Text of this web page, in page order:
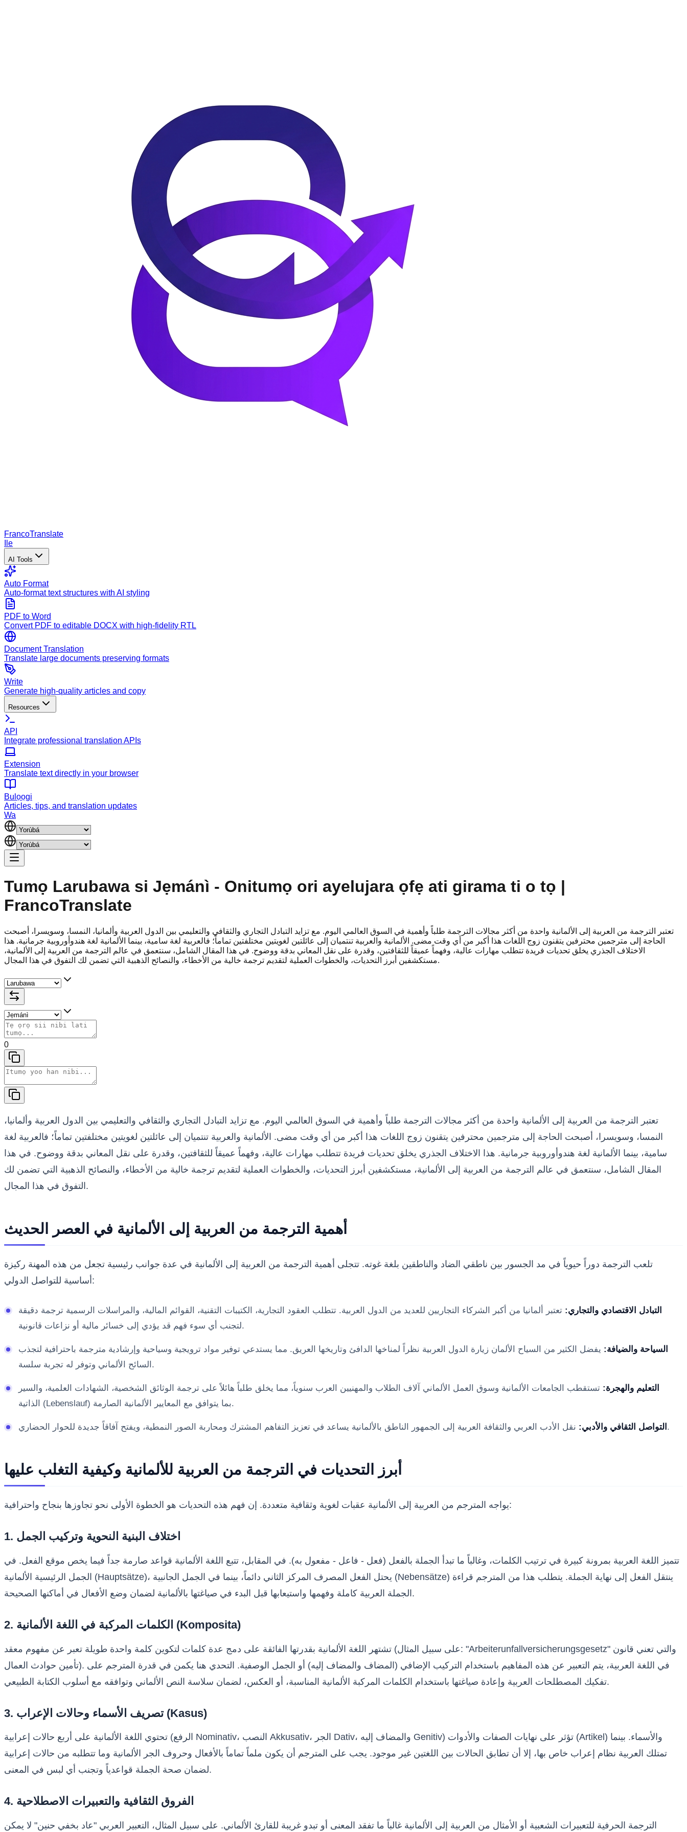
FrancoTranslate
Ile
AI Tools
Auto Format
Auto-format text structures with AI styling
PDF to Word
Convert PDF to editable DOCX with high-fidelity RTL
Document Translation
Translate large documents preserving formats
Write
Generate high-quality articles and copy
Resources
API
Integrate professional translation APIs
Extension
Translate text directly in your browser
Bulọọgi
Articles, tips, and translation updates
Wa
Tumọ Larubawa si Jẹmánì - Onitumọ ori ayelujara ọfẹ ati girama ti o tọ |
FrancoTranslate
تعتبر الترجمة من العربية إلى الألمانية واحدة من أكثر مجالات الترجمة طلباً وأهمية في السوق العالمي اليوم. مع تزايد التبادل التجاري والثقافي والتعليمي بين الدول العربية وألمانيا، النمسا، وسويسرا، أصبحت
الحاجة إلى مترجمين محترفين يتقنون زوج اللغات هذا أكبر من أي وقت مضى. الألمانية والعربية تنتميان إلى عائلتين لغويتين مختلفتين تماماً؛ فالعربية لغة سامية، بينما الألمانية لغة هندوأوروبية جرمانية. هذا
الاختلاف الجذري يخلق تحديات فريدة تتطلب مهارات عالية، وفهماً عميقاً للثقافتين، وقدرة على نقل المعاني بدقة ووضوح. في هذا المقال الشامل، سنتعمق في عالم الترجمة من العربية إلى الألمانية،
مستكشفين أبرز التحديات، والخطوات العملية لتقديم ترجمة خالية من الأخطاء، والنصائح الذهبية التي تضمن لك التفوق في هذا المجال.
0
تعتبر الترجمة من العربية إلى الألمانية واحدة من أكثر مجالات الترجمة طلباً وأهمية في السوق العالمي اليوم. مع تزايد التبادل التجاري والثقافي والتعليمي بين الدول العربية وألمانيا،
النمسا، وسويسرا، أصبحت الحاجة إلى مترجمين محترفين يتقنون زوج اللغات هذا أكبر من أي وقت مضى. الألمانية والعربية تنتميان إلى عائلتين لغويتين مختلفتين تماماً؛ فالعربية لغة
سامية، بينما الألمانية لغة هندوأوروبية جرمانية. هذا الاختلاف الجذري يخلق تحديات فريدة تتطلب مهارات عالية، وفهماً عميقاً للثقافتين، وقدرة على نقل المعاني بدقة ووضوح. في هذا
المقال الشامل، سنتعمق في عالم الترجمة من العربية إلى الألمانية، مستكشفين أبرز التحديات، والخطوات العملية لتقديم ترجمة خالية من الأخطاء، والنصائح الذهبية التي تضمن لك
التفوق في هذا المجال.
أهمية الترجمة من العربية إلى الألمانية في العصر الحديث
تلعب الترجمة دوراً حيوياً في مد الجسور بين ناطقي الضاد والناطقين بلغة غوته. تتجلى أهمية الترجمة من العربية إلى الألمانية في عدة جوانب رئيسية تجعل من هذه المهنة ركيزة
أساسية للتواصل الدولي:
التبادل الاقتصادي والتجاري: تعتبر ألمانيا من أكبر الشركاء التجاريين للعديد من الدول العربية. تتطلب العقود التجارية، الكتيبات التقنية، القوائم المالية، والمراسلات الرسمية ترجمة دقيقة
لتجنب أي سوء فهم قد يؤدي إلى خسائر مالية أو نزاعات قانونية.
السياحة والضيافة: يفضل الكثير من السياح الألمان زيارة الدول العربية نظراً لمناخها الدافئ وتاريخها العريق. مما يستدعي توفير مواد ترويجية وسياحية وإرشادية مترجمة باحترافية لتجذب
السائح الألماني وتوفر له تجربة سلسة.
التعليم والهجرة: تستقطب الجامعات الألمانية وسوق العمل الألماني آلاف الطلاب والمهنيين العرب سنوياً، مما يخلق طلباً هائلاً على ترجمة الوثائق الشخصية، الشهادات العلمية، والسير
الذاتية (Lebenslauf) بما يتوافق مع المعايير الألمانية الصارمة.
التواصل الثقافي والأدبي: نقل الأدب العربي والثقافة العربية إلى الجمهور الناطق بالألمانية يساعد في تعزيز التفاهم المشترك ومحاربة الصور النمطية، ويفتح آفاقاً جديدة للحوار الحضاري.
أبرز التحديات في الترجمة من العربية للألمانية وكيفية التغلب عليها
يواجه المترجم من العربية إلى الألمانية عقبات لغوية وثقافية متعددة. إن فهم هذه التحديات هو الخطوة الأولى نحو تجاوزها بنجاح واحترافية:
1. اختلاف البنية النحوية وتركيب الجمل
تتميز اللغة العربية بمرونة كبيرة في ترتيب الكلمات، وغالباً ما تبدأ الجملة بالفعل (فعل - فاعل - مفعول به). في المقابل، تتبع اللغة الألمانية قواعد صارمة جداً فيما يخص موقع الفعل. في
الجمل الرئيسية الألمانية (Hauptsätze)، يحتل الفعل المصرف المركز الثاني دائماً، بينما في الجمل الجانبية (Nebensätze) ينتقل الفعل إلى نهاية الجملة. يتطلب هذا من المترجم قراءة
الجملة العربية كاملة وفهمها واستيعابها قبل البدء في صياغتها بالألمانية لضمان وضع الأفعال في أماكنها الصحيحة.
2. الكلمات المركبة في اللغة الألمانية (Komposita)
تشتهر اللغة الألمانية بقدرتها الفائقة على دمج عدة كلمات لتكوين كلمة واحدة طويلة تعبر عن مفهوم معقد (على سبيل المثال: "Arbeiterunfallversicherungsgesetz" والتي تعني قانون
تأمين حوادث العمال). في اللغة العربية، يتم التعبير عن هذه المفاهيم باستخدام التركيب الإضافي (المضاف والمضاف إليه) أو الجمل الوصفية. التحدي هنا يكمن في قدرة المترجم على
تفكيك المصطلحات العربية وإعادة صياغتها باستخدام الكلمات المركبة الألمانية المناسبة، أو العكس، لضمان سلاسة النص الألماني وتوافقه مع أسلوب الكتابة الطبيعي.
3. تصريف الأسماء وحالات الإعراب (Kasus)
تحتوي اللغة الألمانية على أربع حالات إعرابية (الرفع Nominativ، النصب Akkusativ، الجر Dativ، والمضاف إليه Genitiv) تؤثر على نهايات الصفات والأدوات (Artikel) والأسماء. بينما
تمتلك العربية نظام إعراب خاص بها، إلا أن تطابق الحالات بين اللغتين غير موجود. يجب على المترجم أن يكون ملماً تماماً بالأفعال وحروف الجر الألمانية وما تتطلبه من حالات إعرابية
لضمان صحة الجملة قواعدياً وتجنب أي لبس في المعنى.
4. الفروق الثقافية والتعبيرات الاصطلاحية
الترجمة الحرفية للتعبيرات الشعبية أو الأمثال من العربية إلى الألمانية غالباً ما تفقد المعنى أو تبدو غريبة للقارئ الألماني. على سبيل المثال، التعبير العربي "عاد بخفي حنين" لا يمكن